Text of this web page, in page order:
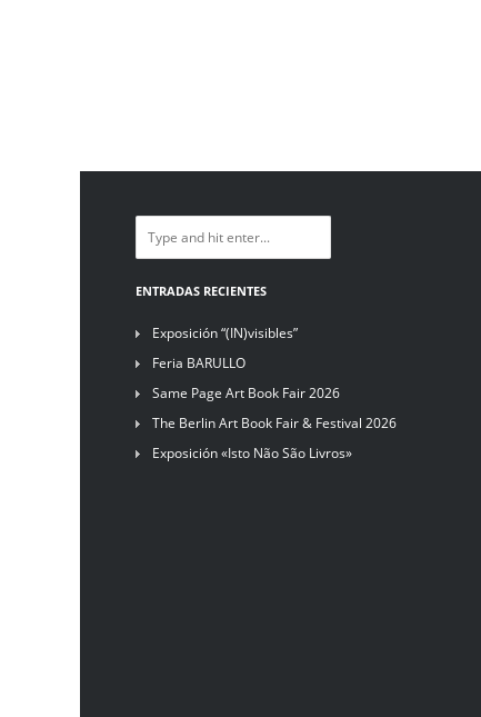
ENTRADAS RECIENTES
Exposición “(IN)visibles”
Feria BARULLO
Same Page Art Book Fair 2026
The Berlin Art Book Fair & Festival 2026
Exposición «Isto Não São Livros»